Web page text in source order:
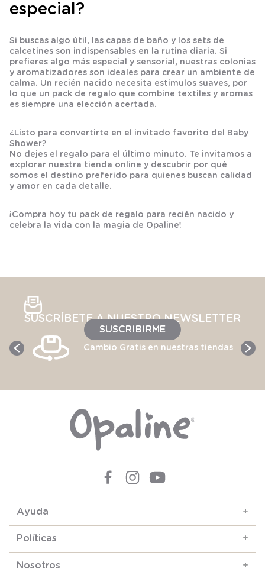
especial?
Si buscas algo útil, las capas de baño y los sets de
calcetines son indispensables en la rutina diaria. Si
prefieres algo más especial y sensorial, nuestras colonias
y aromatizadores son ideales para crear un ambiente de
calma. Un recién nacido necesita estímulos suaves, por
lo que un pack de regalo que combine textiles y aromas
es siempre una elección acertada.
¿Listo para convertirte en el invitado favorito del Baby
Shower?
No dejes el regalo para el último minuto. Te invitamos a
explorar nuestra tienda online y descubrir por qué
somos el destino preferido para quienes buscan calidad
y amor en cada detalle.
¡Compra hoy tu pack de regalo para recién nacido y
celebra la vida con la magia de Opaline!
SUSCRÍBETE A NUESTRO NEWSLETTER
SUSCRIBIRME
Cambio Gratis en nuestras tiendas
Ayuda +
Políticas +
Nosotros +